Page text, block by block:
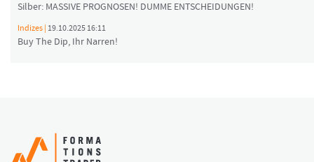
Silber: MASSIVE PROGNOSEN! DUMME ENTSCHEIDUNGEN!
Indizes | 19.10.2025 16:11
Buy The Dip, Ihr Narren!